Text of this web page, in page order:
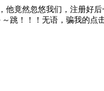
竟然忽悠我们，注册好
跳！！！无语，骗我的点